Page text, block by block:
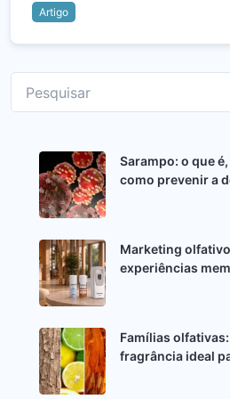
Artigo
Sarampo: o que
como prevenir a
Marketing
experiências
Famílias
fragrância ideal